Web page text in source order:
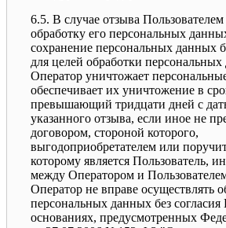
6.5. В случае отзыва Пользователем
обработку его персональных
сохранение персональных данных
для целей обработки
Оператор уничтожает
обеспечивает их уничтожение в
превышающий тридцати дней с
указанного отзыва, если иное не
договором, стороной которого,
выгодоприобретателем или
которому является Пользователь,
между Оператором и
Оператор не вправе осуществлять
персональных данных без согласия
основаниях, предусмотренных